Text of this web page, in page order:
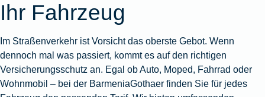
Ihr Fahrzeug
Im Straßenverkehr ist Vorsicht das oberste Gebot. Wenn
dennoch mal was passiert, kommt es auf den richtigen
Versicherungsschutz an. Egal ob Auto, Moped, Fahrrad oder
Wohnmobil – bei der BarmeniaGothaer finden Sie für jedes